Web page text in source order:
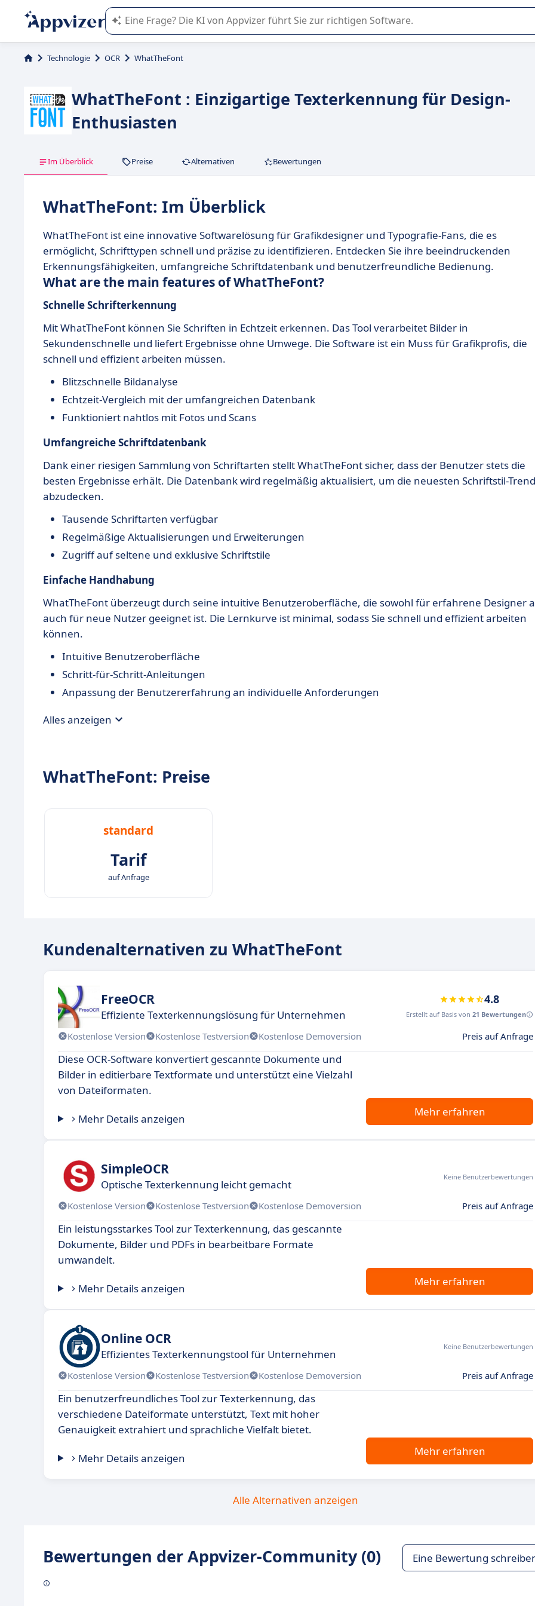
Die KI von Appvizer führt Sie bei der Nutzung oder Auswahl von SaaS-Software in Unternehmen.
Technologie OCR WhatTheFont
WhatTheFont : Einzigartige Texterkennung für Design-
Enthusiasten
Im Überblick Preise Alternativen Bewertungen
WhatTheFont: Im Überblick
WhatTheFont ist eine innovative Softwarelösung für Grafikdesigner und Typografie-Fans, die es
ermöglicht, Schrifttypen schnell und präzise zu identifizieren. Entdecken Sie ihre beeindruckenden
Erkennungsfähigkeiten, umfangreiche Schriftdatenbank und benutzerfreundliche Bedienung.
What are the main features of WhatTheFont?
Schnelle Schrifterkennung
Mit WhatTheFont können Sie Schriften in Echtzeit erkennen. Das Tool verarbeitet Bilder in
Sekundenschnelle und liefert Ergebnisse ohne Umwege. Die Software ist ein Muss für Grafikprofis, die
schnell und effizient arbeiten müssen.
Blitzschnelle Bildanalyse
Echtzeit-Vergleich mit der umfangreichen Datenbank
Funktioniert nahtlos mit Fotos und Scans
Umfangreiche Schriftdatenbank
Dank einer riesigen Sammlung von Schriftarten stellt WhatTheFont sicher, dass der Benutzer stets die
besten Ergebnisse erhält. Die Datenbank wird regelmäßig aktualisiert, um die neuesten Schriftstil-
abzudecken.
Tausende Schriftarten verfügbar
Regelmäßige Aktualisierungen und Erweiterungen
Zugriff auf seltene und exklusive Schriftstile
Einfache Handhabung
WhatTheFont überzeugt durch seine intuitive Benutzeroberfläche, die sowohl für erfahrene Designer
auch für neue Nutzer geeignet ist. Die Lernkurve ist minimal, sodass Sie schnell und effizient arbeiten
können.
Intuitive Benutzeroberfläche
Schritt-für-Schritt-Anleitungen
Anpassung der Benutzererfahrung an individuelle Anforderungen
Alles anzeigen
WhatTheFont: Preise
standard
Tarif
auf Anfrage
Kundenalternativen zu WhatTheFont
FreeOCR
Effiziente Texterkennungslösung für Unternehmen
4.8
Erstellt auf Basis von 21 Bewertungen
Kostenlose Version Kostenlose Testversion Kostenlose Demoversion Preis auf Anfrage
Diese OCR-Software konvertiert gescannte Dokumente und
Bilder in editierbare Textformate und unterstützt eine Vielzahl
von Dateiformaten.
Mehr Details anzeigen
Mehr erfahren
SimpleOCR
Optische Texterkennung leicht gemacht
Keine Benutzerbewertungen
Kostenlose Version Kostenlose Testversion Kostenlose Demoversion Preis auf Anfrage
Ein leistungsstarkes Tool zur Texterkennung, das gescannte
Dokumente, Bilder und PDFs in bearbeitbare Formate
umwandelt.
Mehr Details anzeigen
Mehr erfahren
Online OCR
Effizientes Texterkennungstool für Unternehmen
Keine Benutzerbewertungen
Kostenlose Version Kostenlose Testversion Kostenlose Demoversion Preis auf Anfrage
Ein benutzerfreundliches Tool zur Texterkennung, das
verschiedene Dateiformate unterstützt, Text mit hoher
Genauigkeit extrahiert und sprachliche Vielfalt bietet.
Mehr Details anzeigen
Mehr erfahren
Alle Alternativen anzeigen
Bewertungen der Appvizer-Community (0) Eine Bewertung